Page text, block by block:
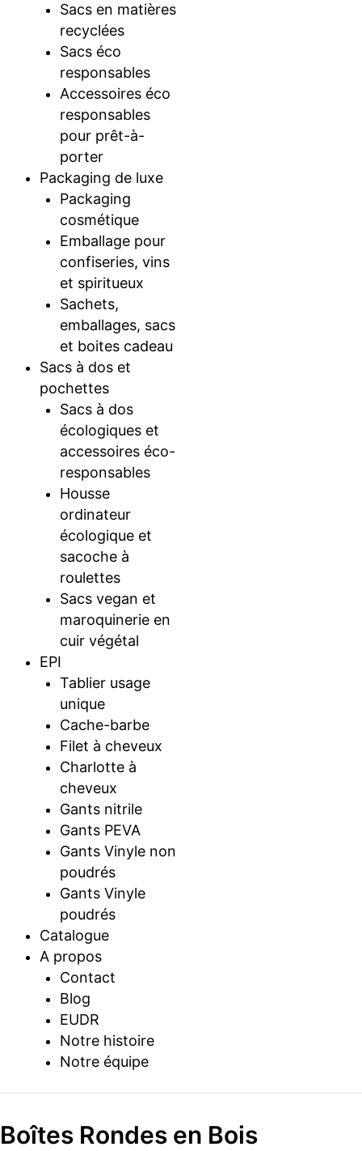
Sacs en matières
recyclées
Sacs éco
responsables
Accessoires éco
responsables
pour prêt-à-
porter
Packaging de luxe
Packaging
cosmétique
Emballage pour
confiseries, vins
et spiritueux
Sachets,
emballages, sacs
et boites cadeau
Sacs à dos et
pochettes
Sacs à dos
écologiques et
accessoires éco-
responsables
Housse
ordinateur
écologique et
sacoche à
roulettes
Sacs vegan et
maroquinerie en
cuir végétal
EPI
Tablier usage
unique
Cache-barbe
Filet à cheveux
Charlotte à
cheveux
Gants nitrile
Gants PEVA
Gants Vinyle non
poudrés
Gants Vinyle
poudrés
Catalogue
A propos
Contact
Blog
EUDR
Notre histoire
Notre équipe
Boîtes Rondes en Bois